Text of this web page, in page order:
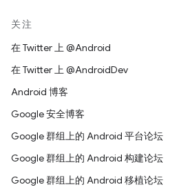
关注
在 Twitter 上 @Android
在 Twitter 上 @AndroidDev
Android 博客
Google 安全博客
Google 群组上的 Android 平台论坛
Google 群组上的 Android 构建论坛
Google 群组上的 Android 移植论坛